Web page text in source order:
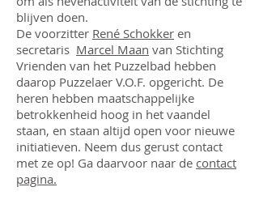
blijven doen.
De voorzitter René Schokker en
secretaris Marcel Maan van Stichting
Vrienden van het Puzzelbad hebben
daarop Puzzelaer V.O.F. opgericht. De
heren hebben maatschappelijke
betrokkenheid hoog in het vaandel
staan, en staan altijd open voor nieuwe
initiatieven. Neem dus gerust contact
met ze op! Ga daarvoor naar de contact
pagina.